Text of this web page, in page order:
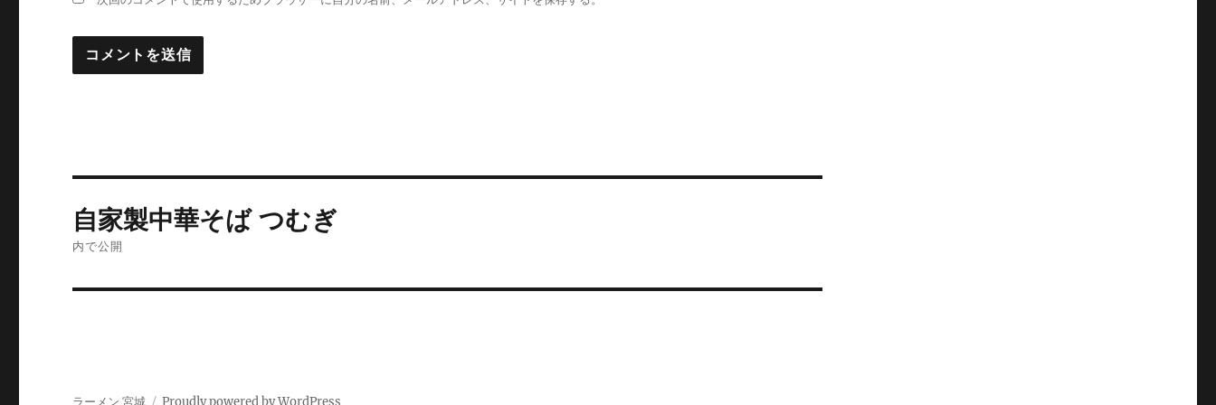
稿
自家製中華そば つむぎ
内で公開
ラーメン 宮城 Proudly powered by WordPress